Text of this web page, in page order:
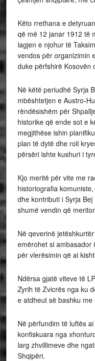
Këto rrethana e
që më 12 janar 1912 të
lagjen e njohur të
vendos për organizimin
duke përfshirë Kosovën
Në këtë periudhë Syrja
mbështetjen e Austro-
rëndësishëm për
historike që ende sot e
megjithëse ishin
plan të dytë dhe roli
përsëri ishte kushuri i
Kjo meritë për vite me
historiografia
dhe kontributi i Syrja
shumë vendin që
Në qeverinë
emërohet si ambasador
për vlerësimin që ai
Ndërsa gjatë viteve të
Zyrih të Zvicrës nga ku
e atdheut së bashku
Në përfundim të luftës
konfiskuara nga
larg zhvillimeve dhe
Shqipëri.